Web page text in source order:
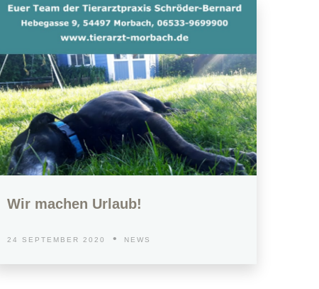
Wir machen Urlaub!
24 SEPTEMBER 2020 NEWS